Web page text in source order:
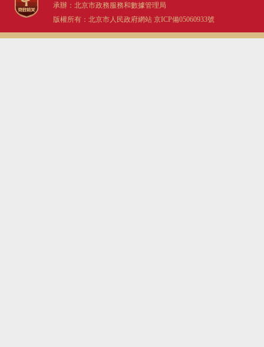
承辦：北京市政務服務和數據管理局
版權所有：北京市人民政府網站 京ICP備05060933號